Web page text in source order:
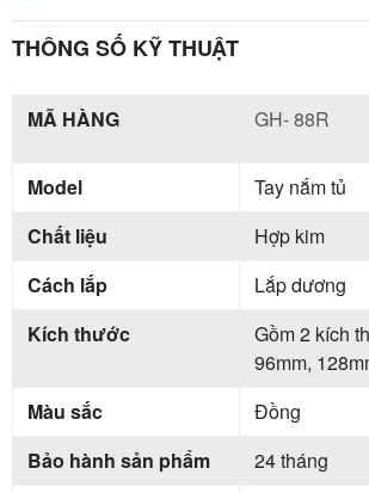
THÔNG SỐ KỸ THUẬT
MÃ HÀNG GH- 88R
Model
Tay nắm tủ
Chất liệu
Hợp kim
Cách lắp
Lắp dương
Kích thước
Gồm 2 kích
96mm,
Màu sắc
Đồng
Bảo hành sản phẩm
24 tháng